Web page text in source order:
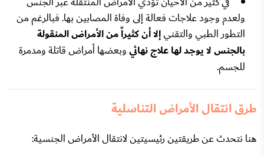
ولعدم وجود علاجات فعالة إلى وفاة المصابين بها. فبالرغم من
التطور الطبي والتقنيإلا أن كثيراً من الأمراض المنقولة
بالجنس لا يوجد لها علاج نهائيوبعضها أمراض قاتلة ومدمرة
للجسم.
طرق انتقال الأمراض التناسلية
هنا نتحدث عن طريقتين رئيسيتين لانتقال الأمراض الجنسية: